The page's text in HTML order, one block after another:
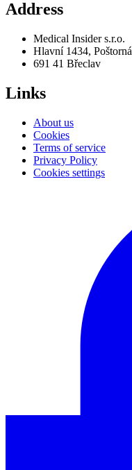
Address
Medical Insider s.r.o.
Hlavní 1434, Poštorná
691 41 Břeclav
Links
About us
Cookies
Terms of service
Privacy Policy
Cookies settings